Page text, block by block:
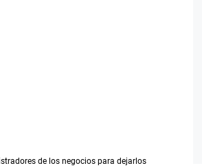
de los negocios para dejarlos